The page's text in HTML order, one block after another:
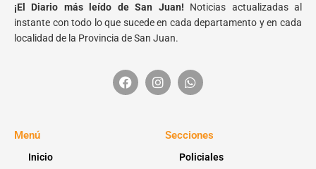
¡El Diario más leído de San Juan! Noticias actualizadas al
instante con todo lo que sucede en cada departamento y en cada
localidad de la Provincia de San Juan.
Menú
Inicio
Secciones
Policiales